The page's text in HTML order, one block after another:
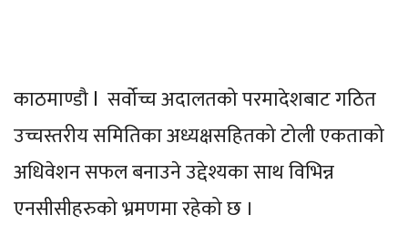
काठमाण्डौ l सर्वोच्च अदालतको परमादेशबाट गठित
उच्चस्तरीय समितिका अध्यक्षसहितको टोली एकताको
अधिवेशन सफल बनाउने उद्देश्यका साथ विभिन्न
एनसीसीहरुको भ्रमणमा रहेको छ ।